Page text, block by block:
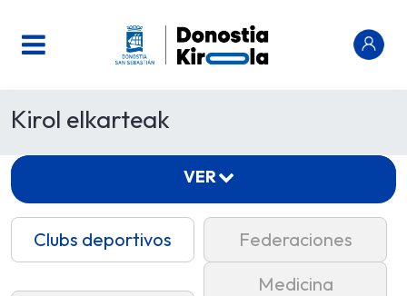
Kirol elkarteak
Clubs deportivos Federaciones
Medicina
VER